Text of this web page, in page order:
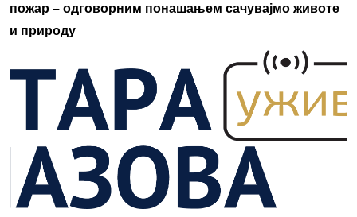
пожар – одговорним понашањем сачувајмо животе
и природу